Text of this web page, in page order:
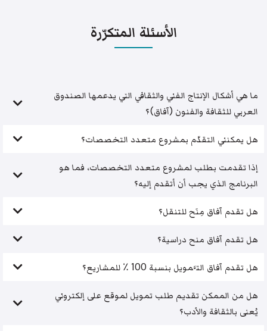
الأسئلة المتكرّرة
ما هي أشكال الإنتاج الفني والثقافي التي يدعمها الصندوق
العربي للثقافة والفنون (آفاق)؟
هل يمكنني التقدّم بمشروع متعدد التخصصات؟
إذا تقدمت بطلب لمشروع متعدد التخصصات، فما هو
البرنامج الذي يجب أن أتقدم إليه؟
هل تقدم آفاق مِنَح للتنقل؟
هل تقدم آفاق منح دراسية؟
هل تقدم آفاق التَّمويل بنسبة 100 ٪ للمشاريع؟
هل من الممكن تقديم طلب تمويل لموقع على إلكتروني
يُعنى بالثقافة والأدب؟